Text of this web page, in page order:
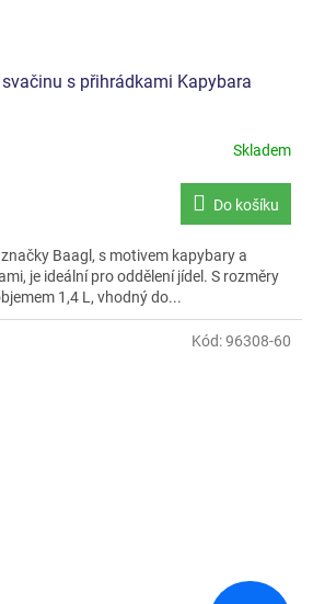
svačinu s přihrádkami Kapybara
Skladem
Do košíku
Baagl, s motivem kapybary a
je ideální pro oddělení jídel. S rozměry
1,4 L, vhodný do...
Kód:96308-60